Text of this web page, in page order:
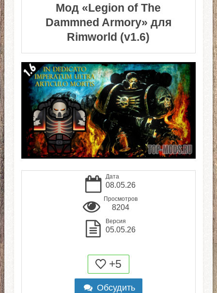
Мод «Legion of The
Dammned Armory» для
Rimworld (v1.6)
Дата
08.05.26
Просмотров
8204
Версия
05.05.26
+5
Обсудить